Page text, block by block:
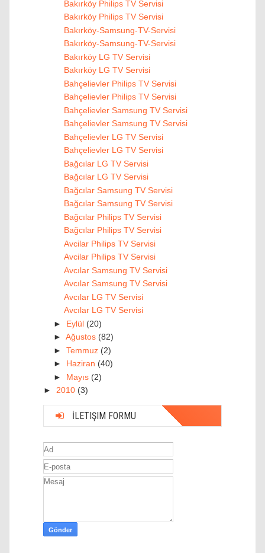
Bakırköy Philips TV Servisi
Bakırköy Philips TV Servisi
Bakırköy-Samsung-TV-Servisi
Bakırköy-Samsung-TV-Servisi
Bakırköy LG TV Servisi
Bakırköy LG TV Servisi
Bahçelievler Philips TV Servisi
Bahçelievler Philips TV Servisi
Bahçelievler Samsung TV Servisi
Bahçelievler Samsung TV Servisi
Bahçelievler LG TV Servisi
Bahçelievler LG TV Servisi
Bağcılar LG TV Servisi
Bağcılar LG TV Servisi
Bağcılar Samsung TV Servisi
Bağcılar Samsung TV Servisi
Bağcılar Philips TV Servisi
Bağcılar Philips TV Servisi
Avcilar Philips TV Servisi
Avcilar Philips TV Servisi
Avcılar Samsung TV Servisi
Avcılar Samsung TV Servisi
Avcılar LG TV Servisi
Avcılar LG TV Servisi
► Eylül (20)
► Ağustos (82)
► Temmuz (2)
► Haziran (40)
► Mayıs (2)
► 2010 (3)
İLETIŞIM FORMU